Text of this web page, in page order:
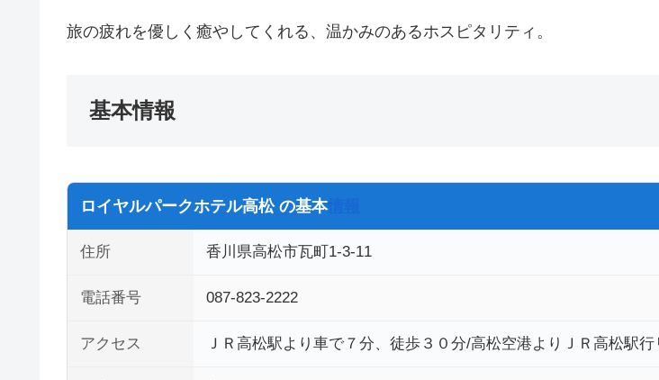
旅の疲れを優しく癒やしてくれる、温かみのあるホスピタリティ。
基本情報
ロイヤルパークホテル高松 の基本情報
住所 香川県高松市瓦町1-3-11
電話番号 087-823-2222
アクセス ＪＲ高松駅より車で７分、徒歩３０分/高松空港よりＪＲ高松駅